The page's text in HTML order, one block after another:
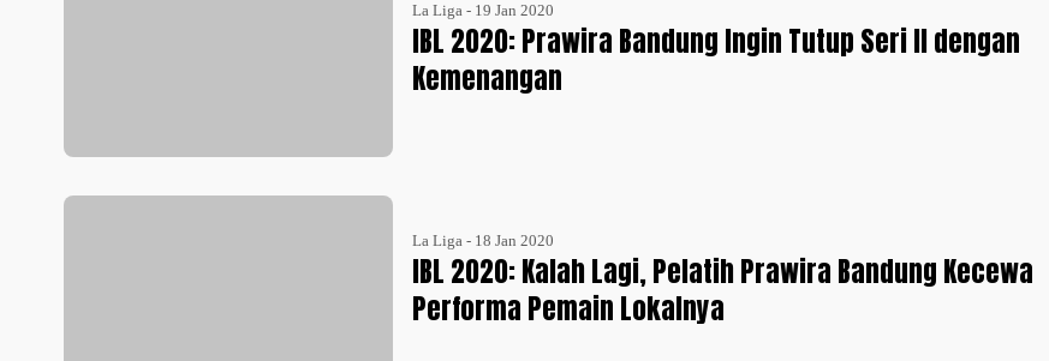
La Liga - 19 Jan 2020
IBL 2020: Prawira Bandung Ingin Tutup Seri II dengan
Kemenangan
La Liga - 18 Jan 2020
IBL 2020: Kalah Lagi, Pelatih Prawira Bandung Kecewa
Performa Pemain Lokalnya